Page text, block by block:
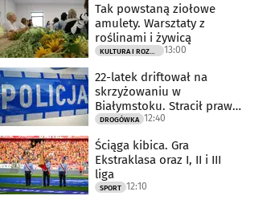
Tak powstaną ziołowe
amulety. Warsztaty z
roślinami i żywicą
13:00
22-latek driftował na
skrzyżowaniu w
Białymstoku. Stracił prawo
jazdy
DROGÓWKA 12:40
Ściąga kibica. Gra
Ekstraklasa oraz I, II i III
liga
SPORT 12:10